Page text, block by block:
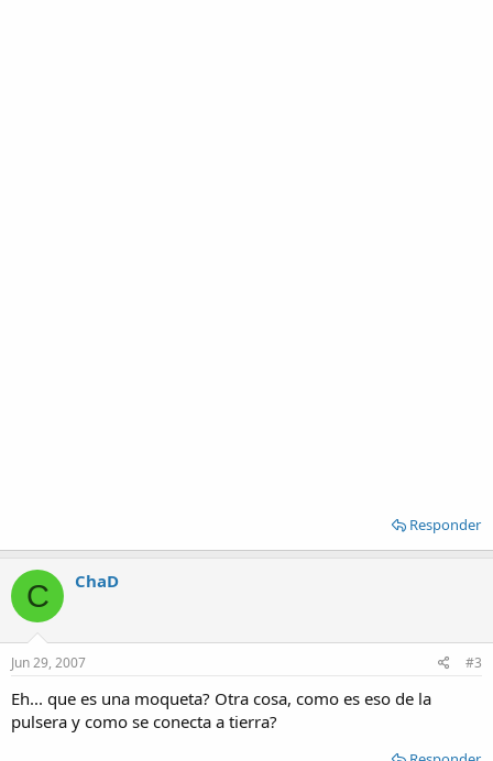
Responder
C ChaD
Jun 29, 2007 #3
Eh... que es una moqueta? Otra cosa, como es eso de la
pulsera y como se conecta a tierra?